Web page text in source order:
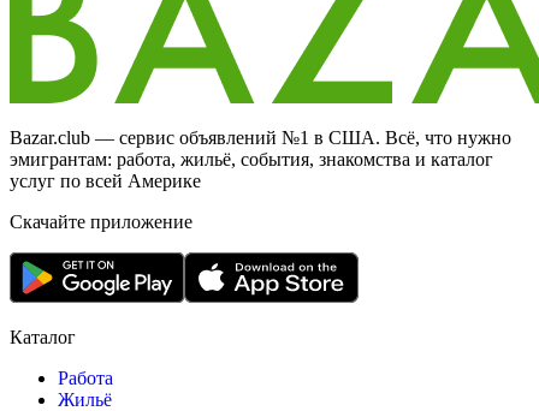
Bazar.club — сервис объявлений №1 в США. Всё, что нужно
эмигрантам: работа, жильё, события, знакомства и каталог
услуг по всей Америке
Скачайте приложение
Каталог
Работа
Жильё